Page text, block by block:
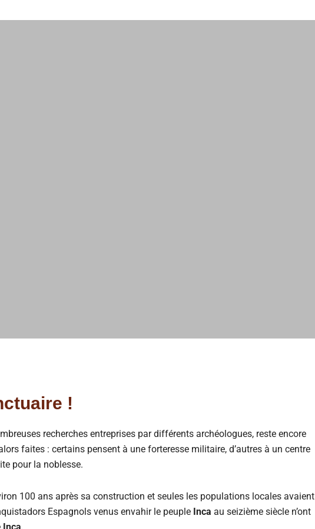
!
recherches entreprises par différents archéologues, reste encore
faites : certains pensent à une forteresse militaire, d’autres à un centre
pour la noblesse.
100 ans après sa construction et seules les populations locales avaient
Espagnols venus envahir le peuple Inca au seizième siècle n’ont